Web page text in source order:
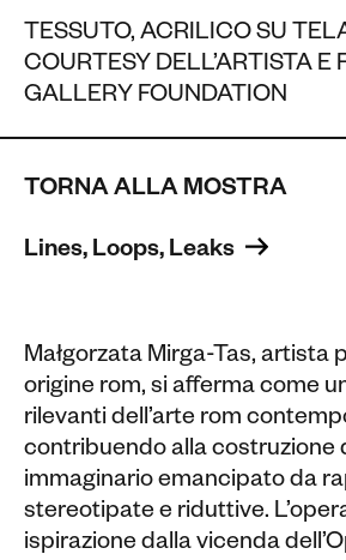
TESSUTO, ACRILICO SU
COURTESY DELL’ARTISTA E
GALLERY FOUNDATION
TORNA ALLA MOSTRA
Lines, Loops, Leaks
Małgorzata Mirga-Tas, artista
origine rom, si afferma come
rilevanti dell’arte rom
contribuendo alla costruzione
immaginario emancipato da
stereotipate e riduttive.
ispirazione dalla vicenda